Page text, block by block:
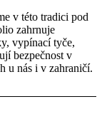
v této tradici pod
zahrnuje
vypínací tyče,
bezpečnost v
u nás i v zahraničí.